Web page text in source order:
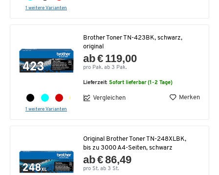
1 weitere Varianten
1 weitere Varianten
Brother Toner TN-423BK, schwarz,
original
ab € 119,00
pro Pak. ab 3 Pak.
Lieferzeit:Sofort lieferbar (1-2 Tage)
Vergleichen Merken
Original Brother Toner TN-248XLBK,
bis zu 3000 A4-Seiten, schwarz
ab € 86,49
pro St. ab 3 St.